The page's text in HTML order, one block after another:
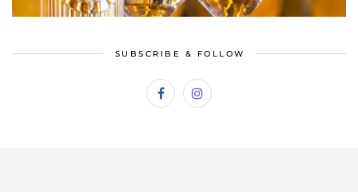
SUBSCRIBE & FOLLOW